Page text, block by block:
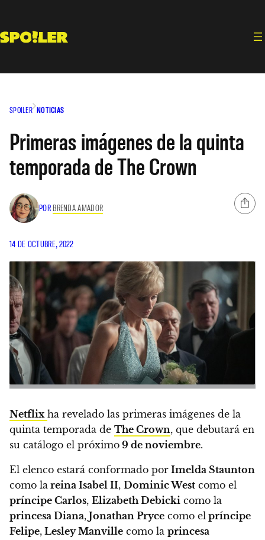
contenido
SPOILER NOTICIAS
Primeras imágenes de la quinta
temporada de The Crown
POR BRENDA AMADOR
14 DE OCTUBRE, 2022
Netflix ha revelado las primeras imágenes de la
quinta temporada de The Crown, que debutará en
su catálogo el próximo 9 de noviembre.
El elenco estará conformado por Imelda Staunton
como la reina Isabel II, Dominic West como el
príncipe Carlos, Elizabeth Debicki como la
princesa Diana, Jonathan Pryce como el príncipe
Felipe, Lesley Manville como la princesa